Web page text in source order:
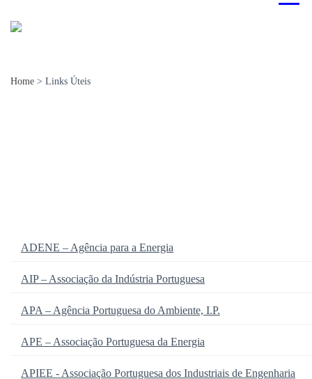
Home > Links Úteis
ADENE – Agência para a Energia
AIP – Associação da Indústria Portuguesa
APA – Agência Portuguesa do Ambiente, I.P.
APE – Associação Portuguesa da Energia
APIEE - Associação Portuguesa dos Industriais de Engenharia